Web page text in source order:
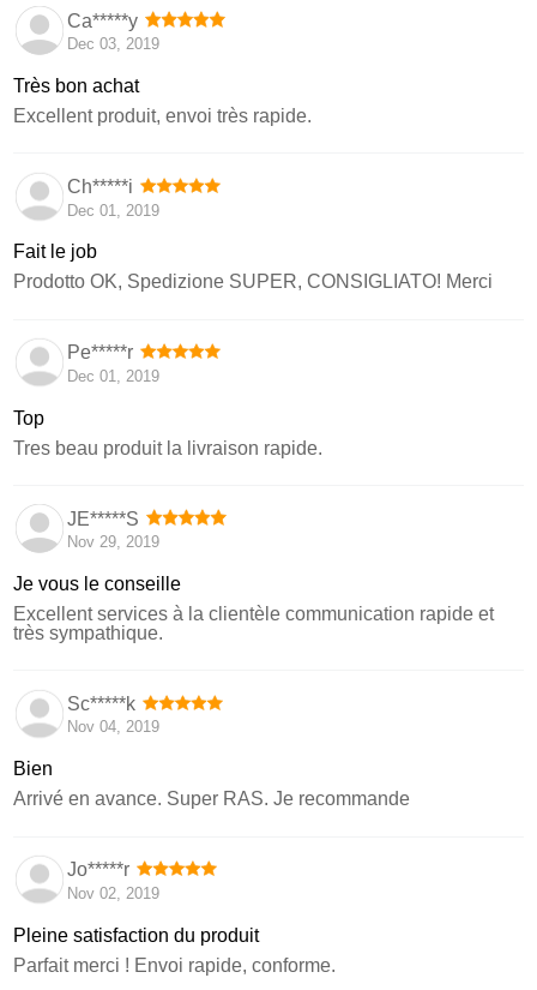
Ca*****y
Dec 03, 2019
Très bon achat
Excellent produit, envoi très rapide.
Ch*****i
Dec 01, 2019
Fait le job
Prodotto OK, Spedizione SUPER, CONSIGLIATO! Merci
Pe*****r
Dec 01, 2019
Top
Tres beau produit la livraison rapide.
JE*****S
Nov 29, 2019
Je vous le conseille
Excellent services à la clientèle communication rapide et
très sympathique.
Sc*****k
Nov 04, 2019
Bien
Arrivé en avance. Super RAS. Je recommande
Jo*****r
Nov 02, 2019
Pleine satisfaction du produit
Parfait merci ! Envoi rapide, conforme.